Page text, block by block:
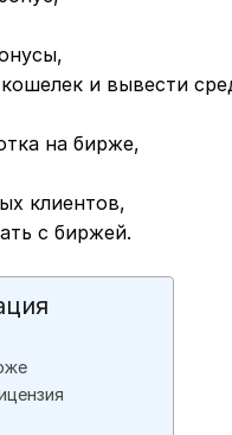
и вывести
на бирже,
клиентов,
с биржей.